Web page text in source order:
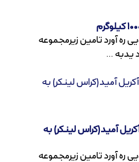
ره آورد تامین زیرمجموعه
یدبه ...
آمید(کراس لینکر) به
ره آورد تامین زیرمجموعه